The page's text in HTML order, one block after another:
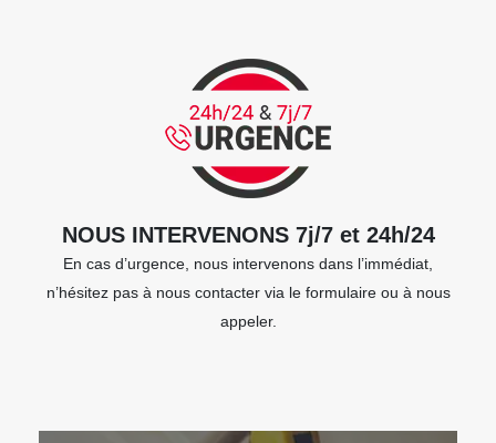
NOUS INTERVENONS 7j/7 et 24h/24
En cas d’urgence, nous intervenons dans l’immédiat,
n’hésitez pas à nous contacter via le formulaire ou à nous
appeler.